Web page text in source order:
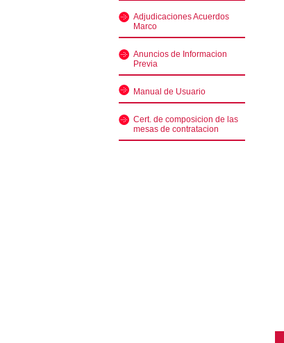
Adjudicaciones Acuerdos
Marco
Anuncios de Informacion
Previa
Manual de Usuario
Cert. de composicion de las
mesas de contratacion